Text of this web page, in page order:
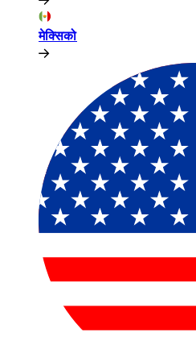
मेक्सिको​​